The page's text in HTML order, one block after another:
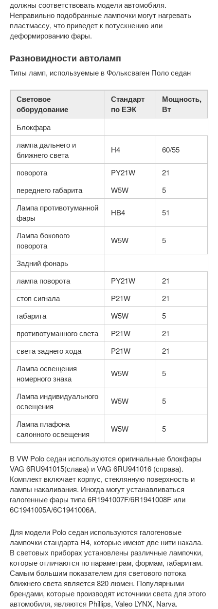
должны соответствовать модели автомобиля.
Неправильно подобранные лампочки могут нагревать
пластмассу, что приведет к потускнению или
деформированию фары.
Разновидности автоламп
Типы ламп, используемые в Фольксваген Поло седан
Световое
оборудование
Стандарт
по ЕЭК
Мощность,
Вт
Блокфара
лампа дальнего и
ближнего света
H4 60/55
поворота PY21W
21
переднего габарита
W5W
5
Лампа противотуманной
фары
HB4 51
Лампа бокового
поворота
W5W 5
Задний фонарь
лампа поворота
PY21W
21
стоп сигнала
P21W
21
габарита
W5W
5
противотуманного света
P21W
21
света заднего хода
P21W
21
Лампа освещения
номерного знака
W5W 5
Лампа индивидуального
освещения
W5W 5
Лампа плафона
салонного освещения
W5W 5
В VW Polo седан используются оригинальные блокфары
VAG 6RU941015(слава) и VAG 6RU941016 (справа).
Комплект включает корпус, стеклянную поверхность и
лампы накаливания. Иногда могут устанавливаться
галогенные фары типа 6R1941007F/6R1941008F или
6C1941005A/6C1941006A.
Для модели Polo седан используются галогеновые
лампочки стандарта H4, которые имеют две нити накала.
В световых приборах установлены различные лампочки,
которые отличаются по параметрам, формам, габаритам.
Самым большим показателем для светового потока
ближнего света является 820 люмен. Популярными
брендами, которые производят источники света для этого
автомобиля, являются Phillips, Valeo LYNX, Narva.